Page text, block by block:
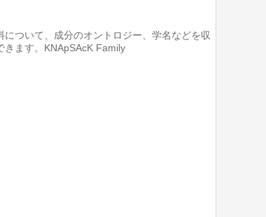
ついて、成分のオントロジー、学名などを収
ます。KNApSAcK Family